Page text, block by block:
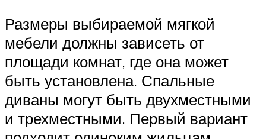
Размеры выбираемой мягкой
мебели должны зависеть от
площади комнат, где она может
быть установлена. Спальные
диваны могут быть двухместными
и трехместными. Первый вариант